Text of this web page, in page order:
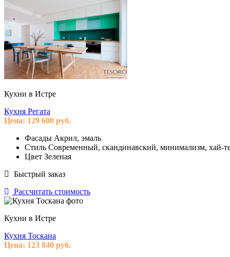
Кухни в Истре
Кухня Регата
Цена: 129 600 руб.
Фасады Акрил, эмаль
Стиль Современный, скандинавский, минимализм, хай-
Цвет Зеленая
Быстрый заказ
Рассчитать стоимость
Кухни в Истре
Кухня Тоскана
Цена: 123 840 руб.